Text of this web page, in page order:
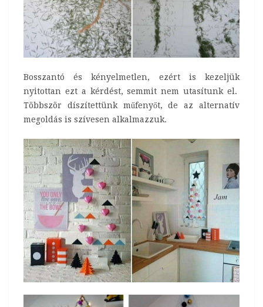
Bosszantó és kényelmetlen, ezért is kezeljük
nyitottan ezt a kérdést, semmit nem utasítunk el.
Többször díszítettünk műfenyőt, de az alternatív
megoldás is szívesen alkalmazzuk.